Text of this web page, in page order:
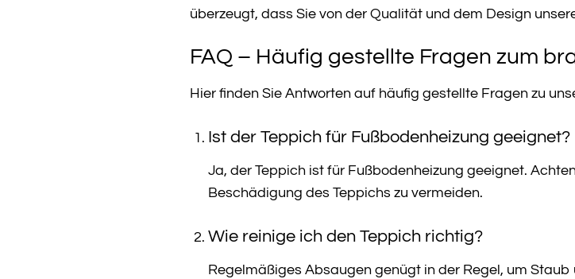
überzeugt, dass Sie von der Qualität und dem Design
FAQ – Häufig gestellte Fragen zum
Hier finden Sie Antworten auf häufig gestellte Fragen zu
Ist der Teppich für Fußbodenheizung geeignet?
Ja, der Teppich ist für Fußbodenheizung geeignet.
Beschädigung des Teppichs zu vermeiden.
Wie reinige ich den Teppich richtig?
Regelmäßiges Absaugen genügt in der Regel, um